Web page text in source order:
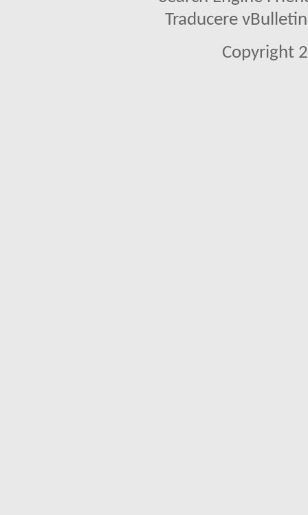
Traducere
Copyright